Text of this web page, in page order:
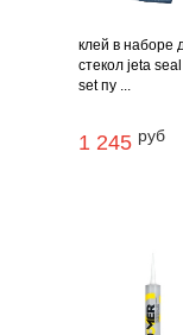
клей в наборе
стекол jeta
set пу ...
1 245 руб